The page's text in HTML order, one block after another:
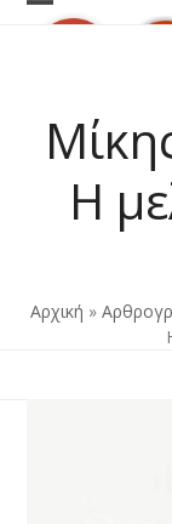
Skip
Open
menu
Close
menu
Η
Αρχική »